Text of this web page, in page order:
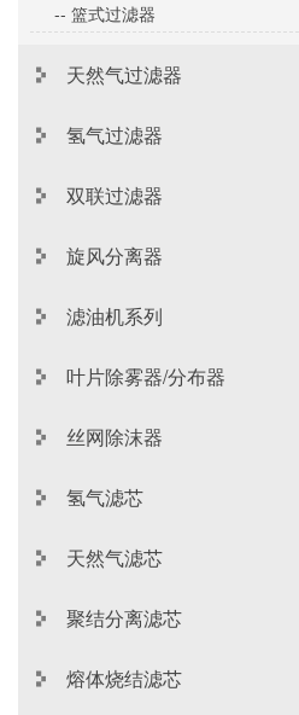
-- 篮式过滤器
天然气过滤器
氢气过滤器
双联过滤器
旋风分离器
滤油机系列
叶片除雾器/分布器
丝网除沫器
氢气滤芯
天然气滤芯
聚结分离滤芯
熔体烧结滤芯